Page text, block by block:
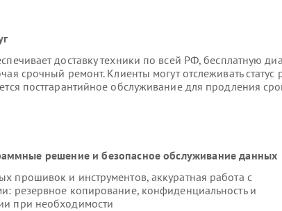
доставку техники по всей РФ, бесплатную
срочный ремонт. Клиенты могут отслеживать статус
постгарантийное обслуживание для продления
решение и безопасное обслуживание данных
прошивок и инструментов, аккуратная работа с
резервное копирование, конфиденциальность и
при необходимости